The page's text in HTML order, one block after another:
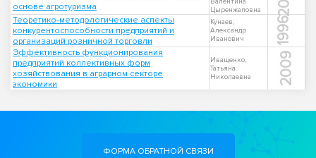
основе агротуризма
Валентина
Цыренжаповна
Теоретико-методологические аспекты
конкурентоспособности предприятий и
организаций розничной торговли
Кунаев,
Александр
Иванович
1996
Эффективность функционирования
предприятий коллективных форм
хозяйствования в аграрном секторе
экономики
Иващенко,
Татьяна
Николаевна
2009
ФОРМА ОБРАТНОЙ СВЯЗИ